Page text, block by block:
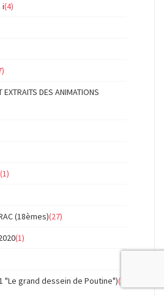
i(4)
DES ANIMATIONS
(1)
(18èmes)(27)
(1)
"Le grand dessein de Poutine")(3